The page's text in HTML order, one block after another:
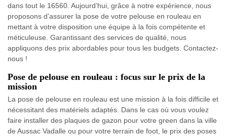
dans tout le 16560. Aujourd’hui, grâce à notre expérience, nous
proposons d’assurer la pose de votre pelouse en rouleau en
mettant à votre disposition une équipe à la fois compétente et
méticuleuse. Garantissant des services de qualité, nous
appliquons des prix abordables pour tous les budgets. Contactez-
nous !
Pose de pelouse en rouleau : focus sur le prix de la
mission
La pose de pelouse en rouleau est une mission à la fois difficile et
nécessitant des matériels adaptés. Dans le cas où vous voulez
faire installer des plaques de gazon pour votre green dans la ville
de Aussac Vadalle ou pour votre terrain de foot, le prix des poses